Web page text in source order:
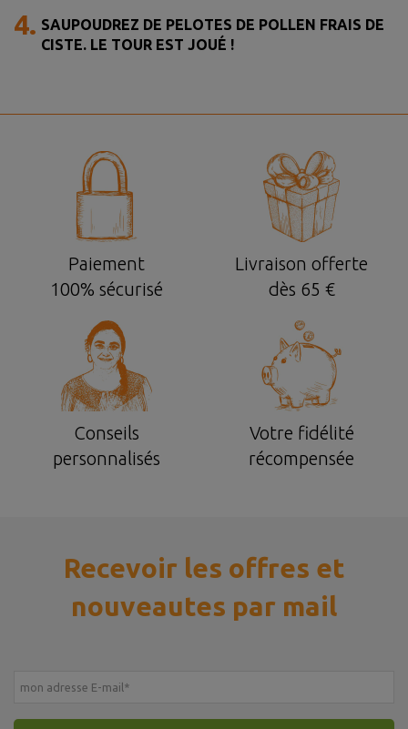
4. SAUPOUDREZ DE PELOTES DE POLLEN FRAIS DE
CISTE. LE TOUR EST JOUÉ !
Paiement
100% sécurisé
Livraison offerte
dès 65 €
Conseils
personnalisés
Votre fidélité
récompensée
Recevoir les offres et
nouveautes par mail
mon adresse E-mail*